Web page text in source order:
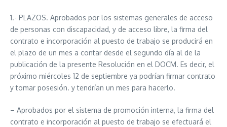
1.- PLAZOS. Aprobados por los sistemas generales de acceso
de personas con discapacidad, y de acceso libre, la firma del
contrato e incorporación al puesto de trabajo se producirá en
el plazo de un mes a contar desde el segundo día al de la
publicación de la presente Resolución en el DOCM. Es decir, el
próximo miércoles 12 de septiembre ya podrían firmar contrato
y tomar posesión. y tendrían un mes para hacerlo.
– Aprobados por el sistema de promoción interna, la firma del
contrato e incorporación al puesto de trabajo se efectuará el